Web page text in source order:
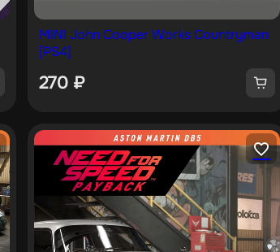
MINI John Cooper Works Countryman
[PS4]
270 ₽